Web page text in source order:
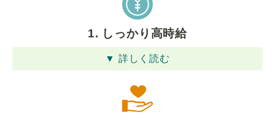
1. しっかり高時給
▼ 詳しく読む